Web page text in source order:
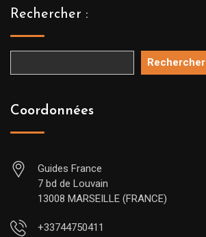
Rechercher :
Rechercher
Coordonnées
Guides France
7 bd de Louvain
13008 MARSEILLE (FRANCE)
+33744750411